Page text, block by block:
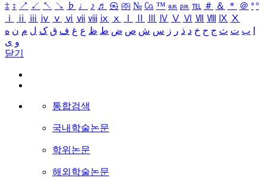
‡ ↕ ↗ ↙ ↖ ↘ ♭ ♩ ♪ ♬ ㉿ ㈜ № ㏇ ™ ㏂ ㏘ ℡ ＃ ＆ ＊ ＠ ª º
ⅰ
ⅱ ⅲ ⅳ ⅴ ⅵ ⅶ ⅷ ⅸ ⅹ Ⅳ Ⅴ Ⅵ Ⅶ Ⅷ Ⅸ Ⅹ
ب ت ث ج ح خ د ذ ر ز س ش ص ض ط ظ ع غ ف ق ک ل م ن ه
و ی
닫기
통합검색
국내학술논문
학위논문
해외학술논문